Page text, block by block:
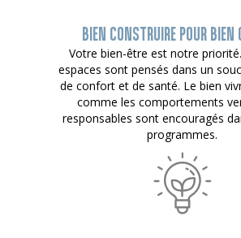
BIEN CONSTRUIRE POUR BIEN
Votre bien-être est notre
espaces sont pensés dans un
de confort et de santé. Le bien
comme les comportements
responsables sont encouragés
programmes.